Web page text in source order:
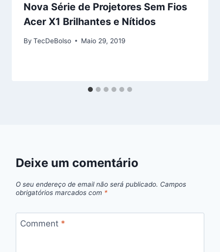
Nova Série de Projetores Sem Fios
Acer X1 Brilhantes e Nítidos
By TecDeBolso Maio 29, 2019
Deixe um comentário
O seu endereço de email não será publicado. Campos
obrigatórios marcados com *
Comment *